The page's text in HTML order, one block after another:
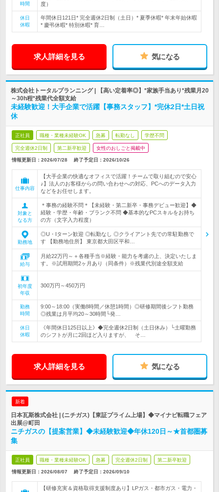
時間
度）
休日
休暇
年間休日121日* 完全週休2日制（土日）* 夏季休暇* 年末年始休暇
* 慶弔休暇* 特別休暇* 育…
求人詳細を見る 気になる
株式会社トータルプランニング | 【高い定着率◎】*家族手当あり*残業月20
～30h程*残業代全額支給
未経験歓迎！大手企業で活躍【事務スタッフ】*完休2日*土日祝
休
正社員 職種・業種未経験OK 急募 転勤なし 学歴不問
完全週休2日制 第二新卒歓迎 女性のおしごと掲載中
情報更新日：2026/07/28 終了予定日： 2026/10/26
仕事内容
【大手企業の快適なオフィスで活躍！チームで取り組むので安心
♪】法人のお客様からの問い合わせへの対応、PCへのデータ入力
などをお任せします。
対象と
なる方
＊事務の経験不問＊【未経験・第二新卒・事務デビュー歓迎】◆
経験・学歴・年齢・ブランク不問 ◆基本的なPCスキルをお持ち
の方（文字入力程度）
勤務地
◎U・Iターン歓迎 ◎転勤なし ◎クライアント先での常駐勤務で
す 【勤務地住所】 東京都大田区平和…
給与
月給22万円～＋各種手当※経験・能力を考慮の上、決定いたしま
す。※試用期間2ヶ月あり（同条件）※残業代別途全額支給
初年度
年収
300万円～450万円
勤務
時間
9:00～18:00（実働8時間／休憩1時間）◎研修期間後シフト勤務
◎残業は月平均20～30時間└発…
休日
休暇
《年間休日125日以上》◆完全週休2日制（土日休み）└土曜勤務
のシフトが月に2回ほど入りますが、 そ…
求人詳細を見る 気になる
新着
日本瓦斯株式会社 | (ニチガス)【東証プライム上場】◆マイナビ転職フェア
出展@町田
ニチガスの【提案営業】◆未経験歓迎◆年休120日～★首都圏募
集
正社員 職種・業種未経験OK 急募 完全週休2日制 第二新卒歓迎
情報更新日：2026/08/07 終了予定日： 2026/09/10
【研修充実＆資格取得支援制度あり】LPガス・都市ガス・電力・